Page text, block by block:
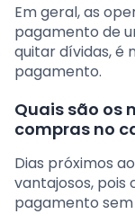
Em geral, as
pagamento de
quitar dívidas, é
pagamento.
Quais são os
compras no
Dias próximos
vantajosos,
pagamento